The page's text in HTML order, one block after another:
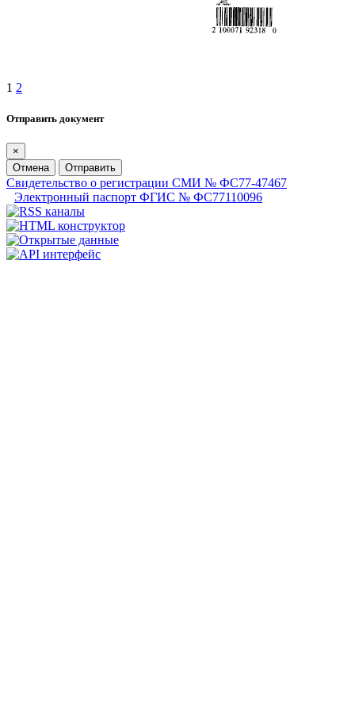
1 2
Отправить документ
×
Отмена
Отправить
Свидетельство о регистрации СМИ № ФС77-47467
Электронный паспорт ФГИС № ФС77110096